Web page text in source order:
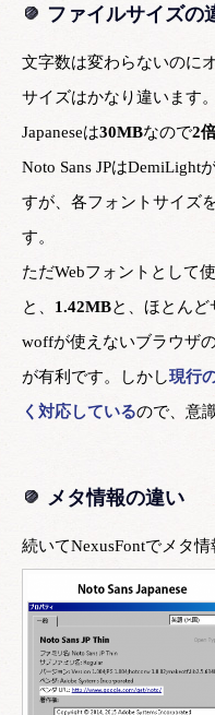
ファイルサイズの
文字数は変わらないのに
サイズはかなり違います
Japaneseは30MBなので2
Noto Sans JPはDemiLight
すが、各フォントサイズ
す。
ただWebフォントとして
と、 1.42MBと、ほとんど
woffが使えないブラウザ
が有利です。しかし現行
く対応しているので、意
メタ情報の違い
続いてNexusFontでメタ情